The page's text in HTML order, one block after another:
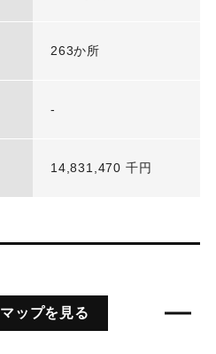
263か所
-
14,831,470 千円
マップを見る